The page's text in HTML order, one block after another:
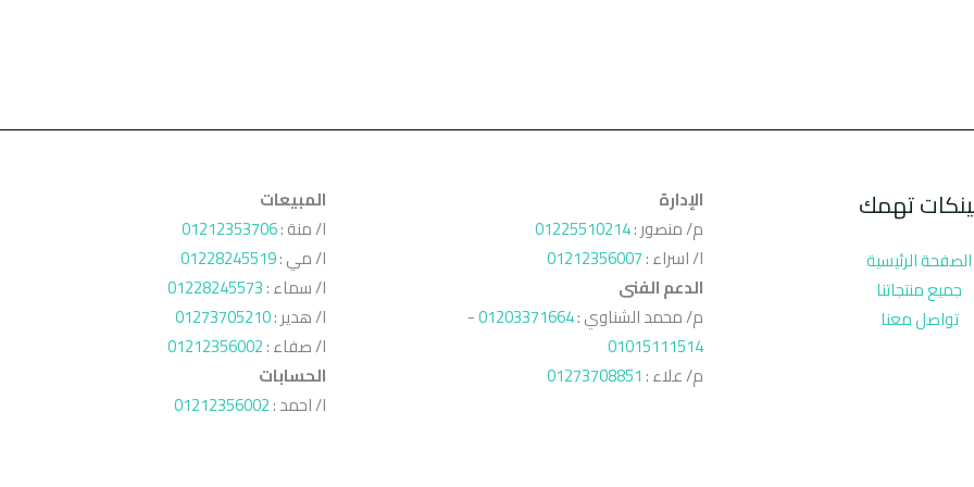
تهمك
الصفحة الرئيسية
جميع منتجاتنا
تواصل معنا
الإدارة
م/ منصور :01225510214
ا/ اسراء :01212356007
الدعم الفنى
م/ محمد الشناوي :01203371664
-
01015111514
م/ علاء :01273708851
المبيعات
ا/ منة :01212353706
ا/ مي :01228245519
ا/ سماء :01228245573
ا/ هدير :01273705210
ا/ صفاء :01212356002
الحسابات
ا/ احمد :01212356002